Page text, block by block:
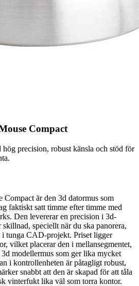
Compact
precision, robust känsla och stöd för
är den 3d datormus som
faktiskt satt timme efter timme med
Den levererar en precision i 3d-
speciellt när du ska panorera,
i tunga CAD-projekt. Priset ligger
vilket placerar den i mellansegmentet,
modellermus som ger lika mycket
i kontrollenheten är påtagligt robust,
snabbt att den är skapad för att tåla
vinterfukt lika väl som torra kontor.